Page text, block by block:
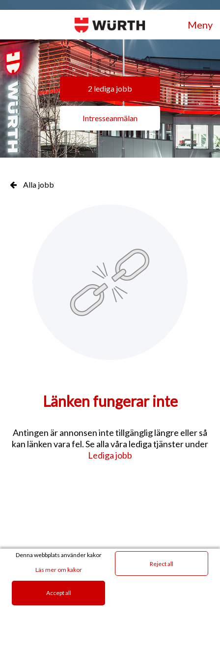
2 lediga jobb
Intresseanmälan
Meny
Alla jobb
Länken fungerar inte
Antingen är annonsen inte tillgänglig längre eller så
kan länken vara fel. Se alla våra lediga tjänster under
Lediga jobb
Denna webbplats använder kakor
Läs mer om kakor
Accept all
Reject all